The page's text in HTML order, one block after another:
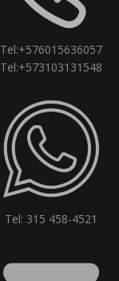
Tel:+576015636057
Tel:+573103131548
Tel: 315 458-4521